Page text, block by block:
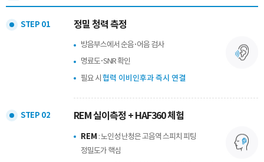
STEP 01 정밀 청력 측정
방음부스에서 순음·어음 검사
명료도·SNR 확인
필요 시 협력 이비인후과 즉시 연결
STEP 02 REM 실이측정 + HAF360 체험
REM : 노인성 난청은 고음역 스피치 피팅
정밀도가 핵심